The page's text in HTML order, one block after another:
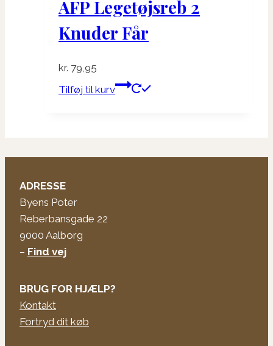
AFP Legetøjsreb 2
Knuder Får
kr. 79,95
Tilføj til kurv
ADRESSE
Byens Poter
Reberbansgade 22
9000 Aalborg
– Find vej
BRUG FOR HJÆLP?
Kontakt
Fortryd dit køb